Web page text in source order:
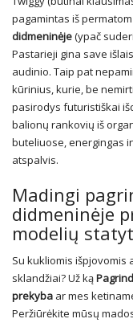
pagamintas iš
didmeninėje(ypač
Pastarieji gina save
audinio. Taip pat
kūrinius, kurie, be
pasirodys futuristiškai
balionų rankovių iš
buteliuose, energingas
atspalvis.
Madingi
didmeninėje
modelių
Su kukliomis išpjovomis
sklandžiai? Už ką
prekyba ar mes
Peržiūrėkite mūsų